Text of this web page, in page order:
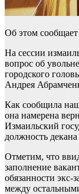
Об этом
На сессии
вопрос об
городского
Андрея
Как сообщила
она намерена
Измаильский
должность
Отметим, что
заполнение
обязанности экс-
между